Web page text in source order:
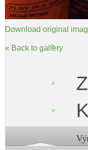
Download original
« Back to gallery